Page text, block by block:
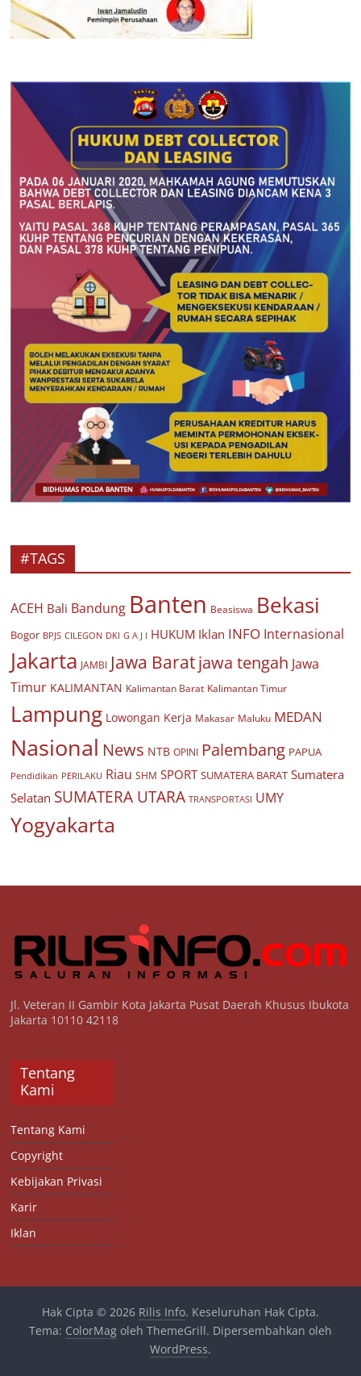
#TAGS
ACEH Bali Bandung Banten Beasiswa Bekasi
Bogor BPJS CILEGON DKI G A J I HUKUM Iklan INFO Internasional
Jakarta JAMBI Jawa Baratjawa tengah Jawa
Timur KALIMANTAN Kalimantan Barat Kalimantan Timur
Lampung Lowongan Kerja Makasar Maluku MEDAN
Nasional News NTB OPINI Palembang PAPUA
Pendidikan PERILAKU Riau SHM SPORT SUMATERA BARAT Sumatera
Selatan SUMATERA UTARA TRANSPORTASI UMY
Yogyakarta
Jl. Veteran II Gambir Kota Jakarta Pusat Daerah Khusus Ibukota
Jakarta 10110 42118
Tentang
Kami
Tentang Kami
Copyright
Kebijakan Privasi
Karir
Iklan
Hak Cipta © 2026 Rilis Info. Keseluruhan Hak Cipta.
Tema: ColorMagoleh ThemeGrill. Dipersembahkan oleh
WordPress.